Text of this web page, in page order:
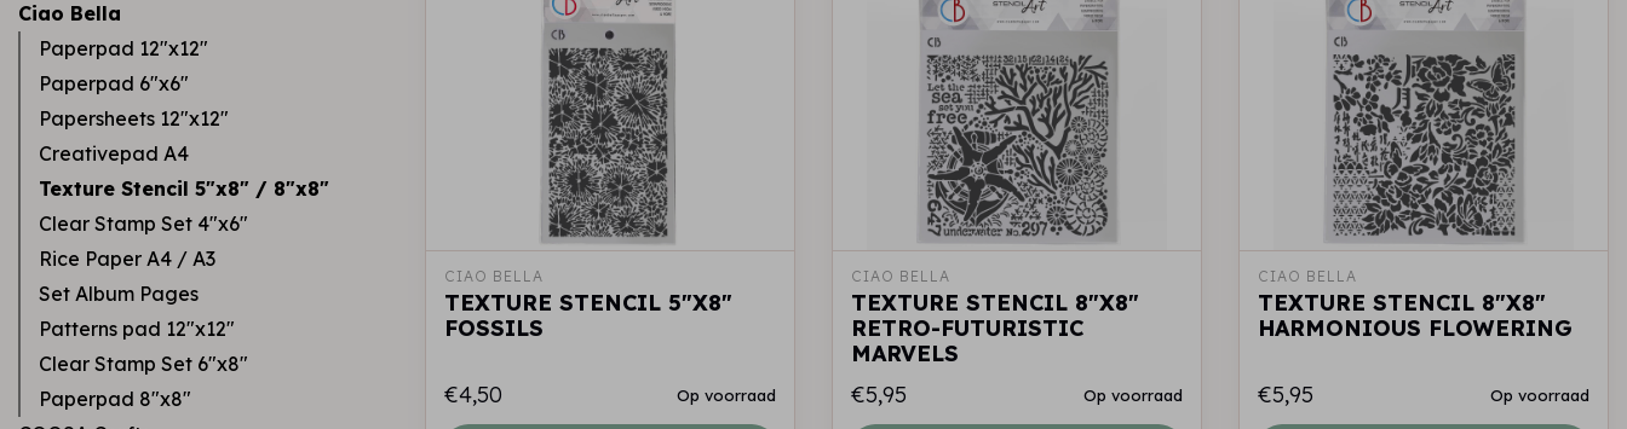
Ciao Bella
Paperpad 12"x12"
Paperpad 6"x6"
Papersheets 12"x12"
Creativepad A4
Texture Stencil 5"x8" / 8"x8"
Clear Stamp Set 4"x6"
Rice Paper A4 / A3
Set Album Pages
Patterns pad 12"x12"
Clear Stamp Set 6"x8"
Paperpad 8"x8"
CIAO BELLA
TEXTURE STENCIL 5"X8"
FOSSILS
€4,50 Op voorraad
CIAO BELLA
TEXTURE STENCIL 8"X8"
RETRO-FUTURISTIC
MARVELS
€5,95
Op voorraad
CIAO BELLA
TEXTURE STENCIL 8"X8"
HARMONIOUS FLOWERING
€5,95 Op voorraad